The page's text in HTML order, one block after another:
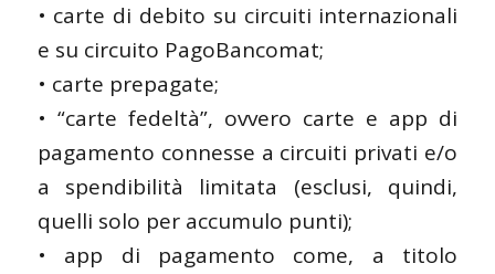
• carte di debito su circuiti internazionali
e su circuito PagoBancomat;
• carte prepagate;
• “carte fedeltà”, ovvero carte e app di
pagamento connesse a circuiti privati e/o
a spendibilità limitata (esclusi, quindi,
quelli solo per accumulo punti);
• app di pagamento come, a titolo